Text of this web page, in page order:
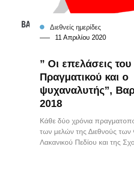
Διεθνείς ημερίδες
11 Απριλίου 2020
” Οι επελάσεις του
Πραγματικού και ο
ψυχαναλυτής”,
2018
Κάθε δύο χρόνια
των μελών της Διεθνούς
Λακανικού Πεδίου και της